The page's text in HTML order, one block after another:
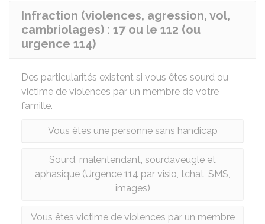
Infraction (violences, agression, vol,
cambriolages) : 17 ou le 112 (ou
urgence 114)
Des particularités existent si vous êtes sourd ou
victime de violences par un membre de votre
famille.
Vous êtes une personne sans handicap
Sourd, malentendant, sourdaveugle et
aphasique (Urgence 114 par visio, tchat, SMS,
images)
Vous êtes victime de violences par un membre